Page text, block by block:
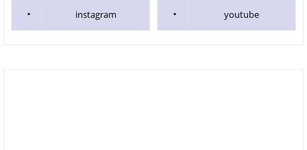
instagram youtube